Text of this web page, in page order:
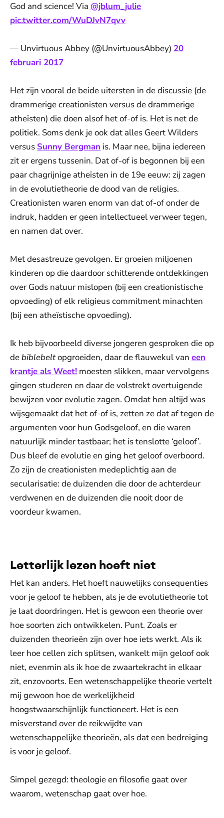
God and science! Via @jblum_julie
pic.twitter.com/WuDJvN7qvv
— Unvirtuous Abbey (@UnvirtuousAbbey) 20
februari 2017
Het zijn vooral de beide uitersten in de discussie (de
drammerige creationisten versus de drammerige
atheïsten) die doen alsof het of-of is. Het is net de
politiek. Soms denk je ook dat alles Geert Wilders
versus Sunny Bergman is. Maar nee, bijna iedereen
zit er ergens tussenin. Dat of-of is begonnen bij een
paar chagrijnige atheïsten in de 19e eeuw: zij zagen
in de evolutietheorie de dood van de religies.
Creationisten waren enorm van dat of-of onder de
indruk, hadden er geen intellectueel verweer tegen,
en namen dat over.
Met desastreuze gevolgen. Er groeien miljoenen
kinderen op die daardoor schitterende ontdekkingen
over Gods natuur mislopen (bij een creationistische
opvoeding) of elk religieus commitment minachten
(bij een atheïstische opvoeding).
Ik heb bijvoorbeeld diverse jongeren gesproken die op
debiblebeltopgroeiden, daar de flauwekul van een
krantje als Weet! moesten slikken, maar vervolgens
gingen studeren en daar de volstrekt overtuigende
bewijzen voor evolutie zagen. Omdat hen altijd was
wijsgemaakt dat het of-of is, zetten ze dat af tegen de
argumenten voor hun Godsgeloof, en die waren
natuurlijk minder tastbaar; het is tenslotte ‘geloof’.
Dus bleef de evolutie en ging het geloof overboord.
Zo zijn de creationisten medeplichtig aan de
secularisatie: de duizenden die door de achterdeur
verdwenen en de duizenden die nooit door de
voordeur kwamen.
Letterlijk lezen hoeft niet
Het kan anders. Het hoeft nauwelijks consequenties
voor je geloof te hebben, als je de evolutietheorie tot
je laat doordringen. Het is gewoon een theorie over
hoe soorten zich ontwikkelen. Punt. Zoals er
duizenden theorieën zijn over hoe iets werkt. Als ik
leer hoe cellen zich splitsen, wankelt mijn geloof ook
niet, evenmin als ik hoe de zwaartekracht in elkaar
zit, enzovoorts. Een wetenschappelijke theorie vertelt
mij gewoon hoe de werkelijkheid
hoogstwaarschijnlijk functioneert. Het is een
misverstand over de reikwijdte van
wetenschappelijke theorieën, als dat een bedreiging
is voor je geloof.
Simpel gezegd: theologie en filosofie gaat over
waarom, wetenschap gaat over hoe.